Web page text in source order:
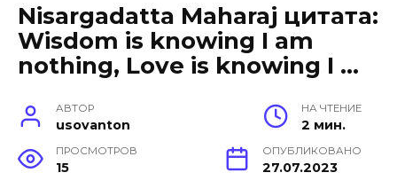
Nisargadatta Maharaj цитата:
Wisdom is knowing I am
nothing, Love is knowing I …
АВТОР
usovanton
НА ЧТЕНИЕ
2 мин.
ПРОСМОТРОВ
15
ОПУБЛИКОВАНО
27.07.2023